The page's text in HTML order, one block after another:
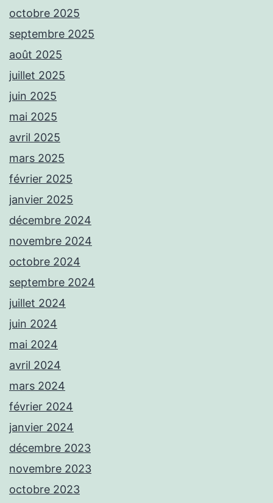
octobre 2025
septembre 2025
août 2025
juillet 2025
juin 2025
mai 2025
avril 2025
mars 2025
février 2025
janvier 2025
décembre 2024
novembre 2024
octobre 2024
septembre 2024
juillet 2024
juin 2024
mai 2024
avril 2024
mars 2024
février 2024
janvier 2024
décembre 2023
novembre 2023
octobre 2023